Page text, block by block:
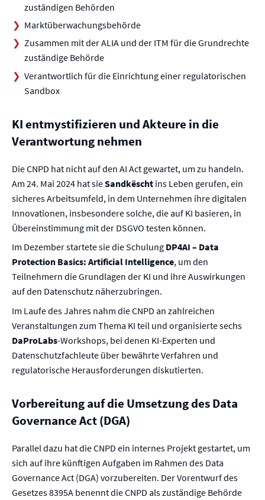
zuständigen Behörden
Marktüberwachungsbehörde
Zusammen mit der ALIA und der ITM für die Grundrechte
zuständige Behörde
Verantwortlich für die Einrichtung einer regulatorischen
Sandbox
KI entmystifizieren und Akteure in die
Verantwortung nehmen
Die CNPD hat nicht auf den AI Act gewartet, um zu handeln.
Am 24. Mai 2024 hat sieSandkëscht ins Leben gerufen, ein
sicheres Arbeitsumfeld, in dem Unternehmen ihre digitalen
Innovationen, insbesondere solche, die auf KI basieren, in
Übereinstimmung mit der DSGVO testen können.
Im Dezember startete sie die Schulung DP4AI – Data
Protection Basics: Artificial Intelligence, um den
Teilnehmern die Grundlagen der KI und ihre Auswirkungen
auf den Datenschutz näherzubringen.
Im Laufe des Jahres nahm die CNPD an zahlreichen
Veranstaltungen zum Thema KI teil und organisierte sechs
DaProLabs-Workshops, bei denen KI-Experten und
Datenschutzfachleute über bewährte Verfahren und
regulatorische Herausforderungen diskutierten.
Vorbereitung auf die Umsetzung des Data
Governance Act (DGA)
Parallel dazu hat die CNPD ein internes Projekt gestartet, um
sich auf ihre künftigen Aufgaben im Rahmen des Data
Governance Act (DGA) vorzubereiten. Der Vorentwurf des
Gesetzes 8395A benennt die CNPD als zuständige Behörde